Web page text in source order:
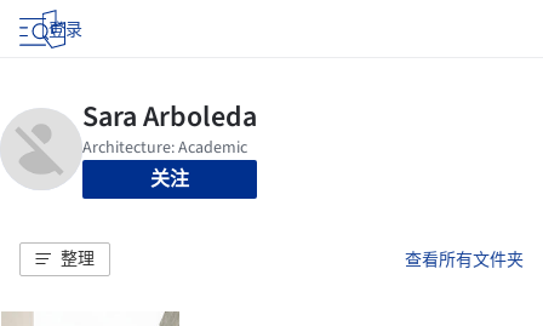
登录
关注
整理 查看所有文件夹